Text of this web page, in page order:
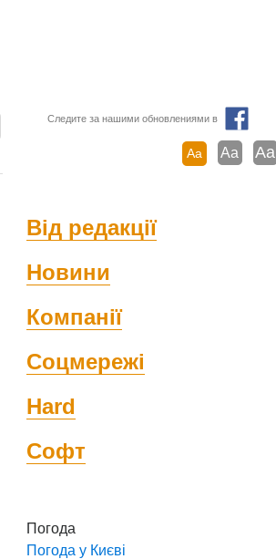
Следите за нашими обновлениями в
Aa Aa Aa
Від редакції
Новини
Компанії
Соцмережі
Hard
Софт
Погода
Погода у Києві